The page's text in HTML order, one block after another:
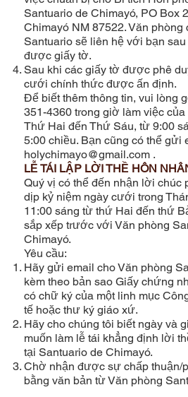
Santuario de Chimayó, PO Box
Chimayó NM 87522. Văn phòng
Santuario sẽ liên hệ với bạn
được giấy tờ.
Sau khi các giấy tờ được phê
cưới chính thức được ấn định.
Để biết thêm thông tin, vui lòng
351-4360 trong giờ làm việc của
Thứ Hai đến Thứ Sáu, từ 9:00
5:00 chiều. Bạn cũng có thể gửi
holychimayo@gmail.com .
LỄ TÁI LẬP LỜI THỀ HÔN
Quý vị có thể đến nhận lời chúc
dịp kỷ niệm ngày cưới trong
11:00 sáng từ thứ Hai đến thứ
sắp xếp trước vớiVăn phòng
Chimayó.
Yêu cầu:
Hãy gửi email choVăn phòng
kèm theo bản sao Giấy chứng
có chữ ký của một linh mục
tế hoặc thư ký giáo xứ.
Hãy cho chúng tôi biết ngày và
muốn làm lễ tái khẳng định lời
tại Santuario de Chimayó.
Chờ nhận được sự chấp thuận/
bằng văn bản từ Văn phòng